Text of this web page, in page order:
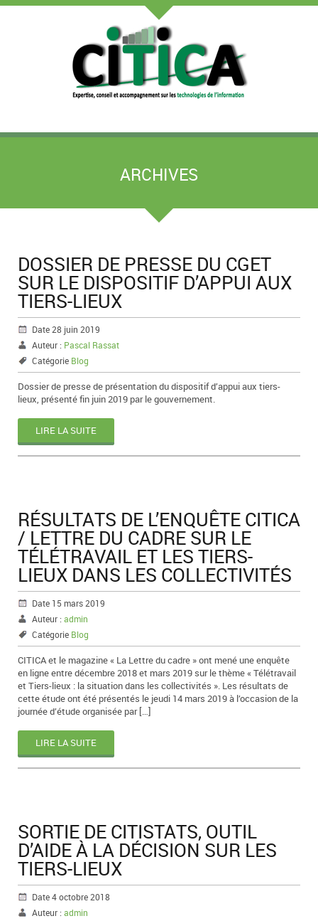
ARCHIVES
DOSSIER DE PRESSE DU CGET
SUR LE DISPOSITIF D’APPUI AUX
TIERS-LIEUX
Date 28 juin 2019
Auteur : Pascal Rassat
Catégorie Blog
Dossier de presse de présentation du dispositif d’appui aux tiers-
lieux, présenté fin juin 2019 par le gouvernement.
LIRE LA SUITE
RÉSULTATS DE L’ENQUÊTE CITICA
/ LETTRE DU CADRE SUR LE
TÉLÉTRAVAIL ET LES TIERS-
LIEUX DANS LES COLLECTIVITÉS
Date 15 mars 2019
Auteur : admin
Catégorie Blog
CITICA et le magazine « La Lettre du cadre » ont mené une enquête
en ligne entre décembre 2018 et mars 2019 sur le thème « Télétravail
et Tiers-lieux : la situation dans les collectivités ». Les résultats de
cette étude ont été présentés le jeudi 14 mars 2019 à l’occasion de la
journée d’étude organisée par […]
LIRE LA SUITE
SORTIE DE CITISTATS, OUTIL
D’AIDE À LA DÉCISION SUR LES
TIERS-LIEUX
Date 4 octobre 2018
Auteur : admin